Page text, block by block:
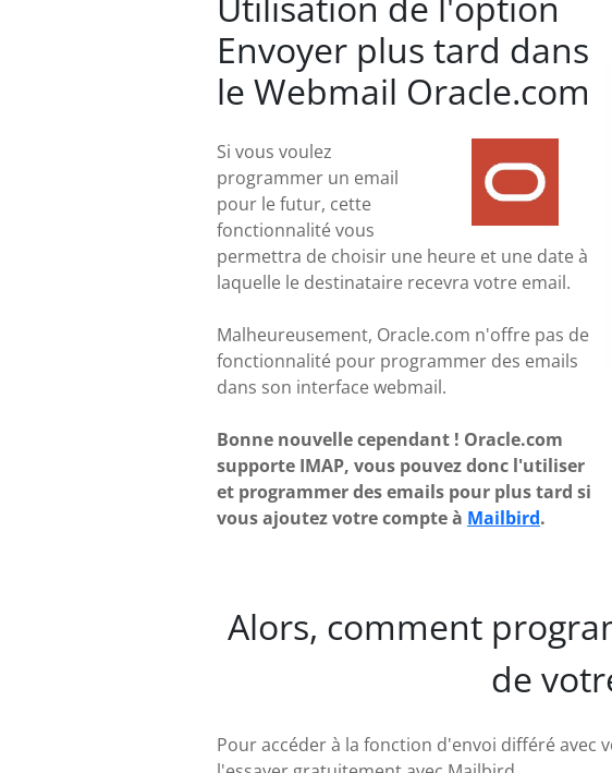
Envoyer plus tard dans
le Webmail Oracle.com
Si vous voulez
programmer un email
pour le futur, cette
fonctionnalité vous
permettra de choisir une heure et une date à
laquelle le destinataire recevra votre email.
Malheureusement, Oracle.com n'offre pas de
fonctionnalité pour programmer des emails
dans son interface webmail.
Bonne nouvelle cependant ! Oracle.com
supporte IMAP, vous pouvez donc l'utiliser
et programmer des emails pour plus tard si
vous ajoutez votre compte à Mailbird.
Alors, comment
de
Pour accéder à la fonction d'envoi différé avec